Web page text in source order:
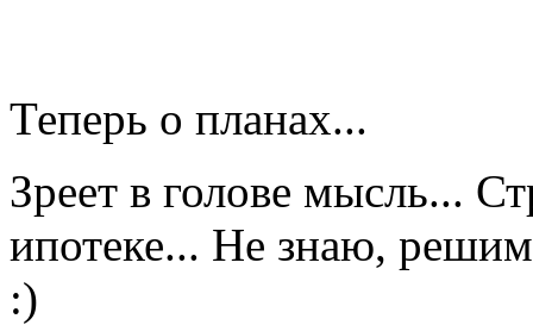
Теперь о планах...
Зреет в голове мысль...
ипотеке... Не знаю,
:)